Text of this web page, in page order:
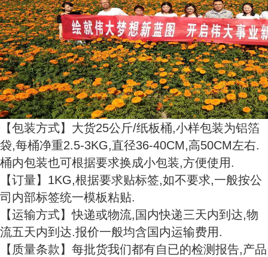
【包装方式】大货25公斤/纸板桶,小样包装为铝箔
袋,每桶净重2.5-3KG,直径36-40CM,高50CM左右.
桶内包装也可根据要求换成小包装,方便使用.
【订量】1KG,根据要求贴标签,如不要求,一般按公
司内部标签统一模板粘贴.
【运输方式】快递或物流,国内快递三天内到达,物
流五天内到达.报价一般均含国内运输费用.
【质量条款】每批货我们都有自已的检测报告,产品